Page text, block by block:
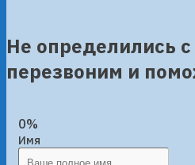
Не определились
перезвоним и
0%
Имя